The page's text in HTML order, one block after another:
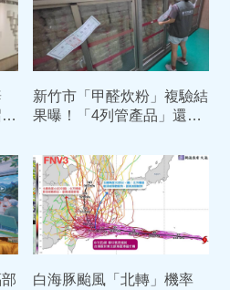
新竹市「甲醛炊粉」複驗結
果曝！「4列管產品」還是
白海豚颱風「北轉」機率